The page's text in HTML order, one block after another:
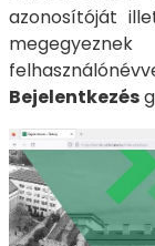
azonosítóját
Bejelentkezés